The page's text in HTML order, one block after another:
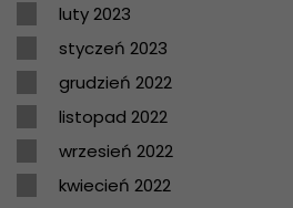
luty 2023
styczeń 2023
grudzień 2022
listopad 2022
wrzesień 2022
kwiecień 2022